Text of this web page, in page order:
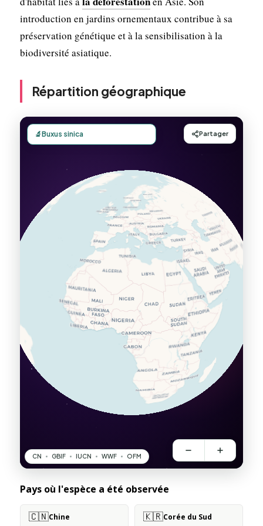
introduction en jardins ornementaux contribue à sa
préservation génétique et à la sensibilisation à la
biodiversité asiatique.
Répartition géographique
Pays où l'espèce a été observée
🇨🇳Chine 🇰🇷Corée du Sud